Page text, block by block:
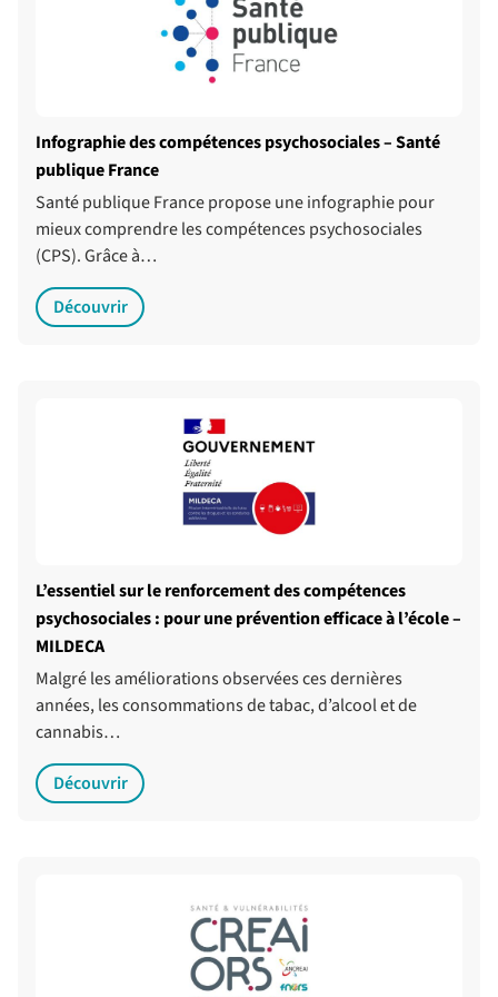
Infographie des compétences psychosociales – Santé
publique France
Santé publique France propose une infographie pour
mieux comprendre les compétences psychosociales
(CPS). Grâce à…
Découvrir
L’essentiel sur le renforcement des compétences
psychosociales : pour une prévention efficace à l’école –
MILDECA
Malgré les améliorations observées ces dernières
années, les consommations de tabac, d’alcool et de
cannabis…
Découvrir